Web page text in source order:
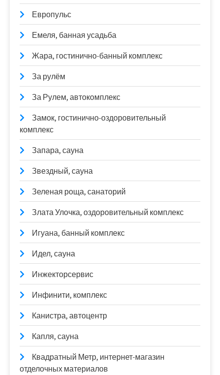
Европульс
Емеля, банная усадьба
Жара, гостинично-банный комплекс
За рулём
За Рулем, автокомплекс
Замок, гостинично-оздоровительный
комплекс
Запара, сауна
Звездный, сауна
Зеленая роща, санаторий
Злата Улочка, оздоровительный комплекс
Игуана, банный комплекс
Идел, сауна
Инжекторсервис
Инфинити, комплекс
Канистра, автоцентр
Капля, сауна
Квадратный Метр, интернет-магазин
отделочных материалов